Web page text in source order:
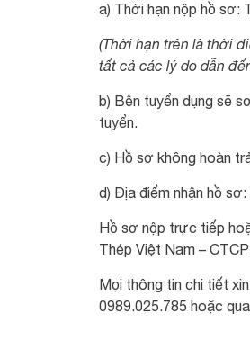
a) Thời hạn nộp hồ sơ:
(Thời hạn trên là thời
tất cả các lý do dẫn
b) Bên tuyển dụng sẽ
tuyển.
c) Hồ sơ không hoàn
d) Địa điểm nhận hồ sơ:
Hồ sơ nộp trực tiếp
Thép Việt Nam –
Mọi thông tin chi tiết
0989.025.785 hoặc